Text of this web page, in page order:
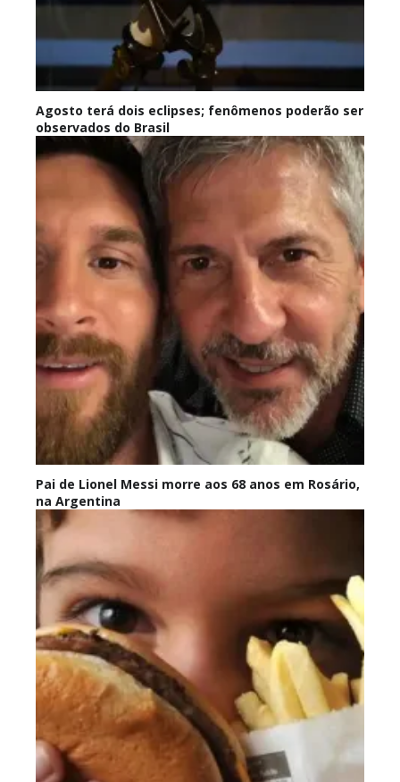
Agosto terá dois eclipses; fenômenos poderão ser
observados do Brasil
Pai de Lionel Messi morre aos 68 anos em Rosário,
na Argentina